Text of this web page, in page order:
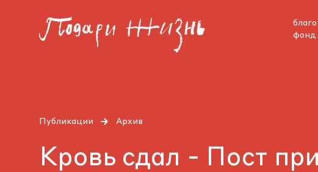
фонд
Публикации Архив
Кровь сдал - Пост